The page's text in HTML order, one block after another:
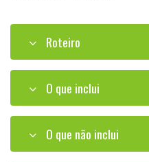
Roteiro
O que inclui
O que não inclui